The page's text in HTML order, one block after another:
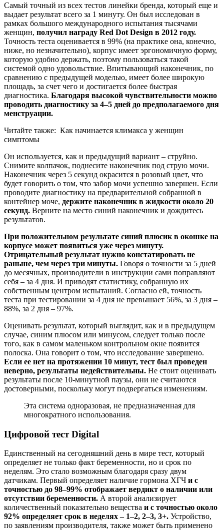
Самый точный из всех тестов линейки бренда, который еще и
выдает результат всего за 1 минуту. Он был исследован в
рамках большого международного испытания тысячами
женщин, получил награду Red Dot Design в 2012 году.
Точность теста оценивается в 99% (на практике она, конечно,
ниже, но незначительно), корпус имеет эргономичную форму,
которую удобно держать, поэтому пользоваться такой
системой одно удовольствие. Впитывающий наконечник, по
сравнению с предыдущей моделью, имеет более широкую
площадь, за счет чего и достигается более быстрая
диагностика. Благодаря высокой чувствительности можно
проводить диагностику за 4–5 дней до предполагаемого дня
менструации.
Читайте также: Как начинается климакса у женщин
симптомы
Он используется, как и предыдущий вариант – струйно.
Снимите колпачок, поднесите наконечник под струю мочи.
Наконечник через 5 секунд окрасится в розовый цвет, что
будет говорить о том, что забор мочи успешно завершен. Если
проводите диагностику на предварительной собранной в
контейнер моче, держите наконечник в жидкости около 20
секунд. Верните на место синий наконечник и дождитесь
результатов.
При положительном результате синий плюсик в окошке на
корпусе может появиться уже через минуту.
Отрицательный результат нужно констатировать не
раньше, чем через три минуты. Говоря о точности за 5 дней
до месячных, производители в инструкции сами поправляют
себя – за 4 дня. И приводят статистику, собранную их
собственным центром испытаний. Согласно ей, точность
теста при тестировании за 4 дня не превышает 56%, за 3 дня –
88%, за 2 дня – 97%.
Оценивать результат, который выглядит, как и в предыдущем
случае, синим плюсом или минусом, следует только после
того, как в самом маленьком контрольном окне появится
полоска. Она говорит о том, что исследование завершено.
Если ее нет на протяжении 10 минут, тест был проведен
неверно, результаты недействительны. Не стоит оценивать
результаты после 10-минутной паузы, они не считаются
достоверными, поскольку могут подвергаться изменениям.
Эта система одноразовая, не предназначенная для
многократного использования.
Цифровой тест Digital
Единственный на сегодняшний день в мире тест, который
определяет не только факт беременности, но и срок по
неделям. Это стало возможным благодаря сразу двум
датчикам. Первый определяет наличие гормона ХГЧ и с
точностью до 98–99% отображает вердикт о наличии или
отсутствии беременности. А второй анализирует
количественный показательно вещества и с точностью около
92% определяет срок в неделях – 1–2, 2–3, 3+. Устройство,
по заявлениям производителя, также может быть применено